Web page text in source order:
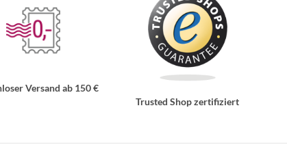
Versand ab 150 €
Trusted Shop zertifiziert